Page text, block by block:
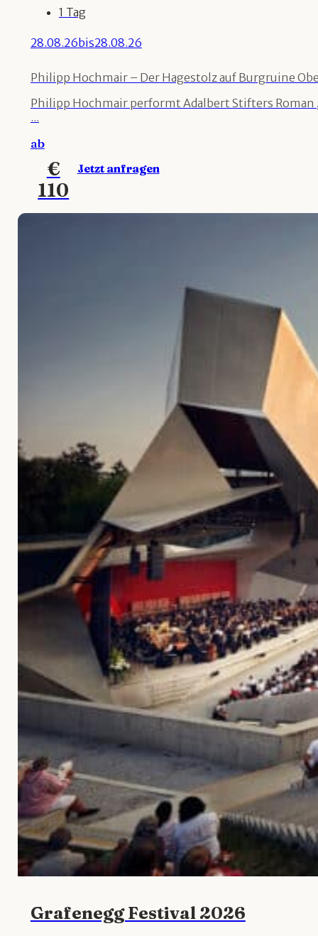
1 Tag
28.08.26bis28.08.26
Philipp Hochmair – Der Hagestolz auf Burgruine
Philipp Hochmair performt Adalbert Stifters
...
ab
€
110
Jetzt anfragen
Grafenegg Festival 2026